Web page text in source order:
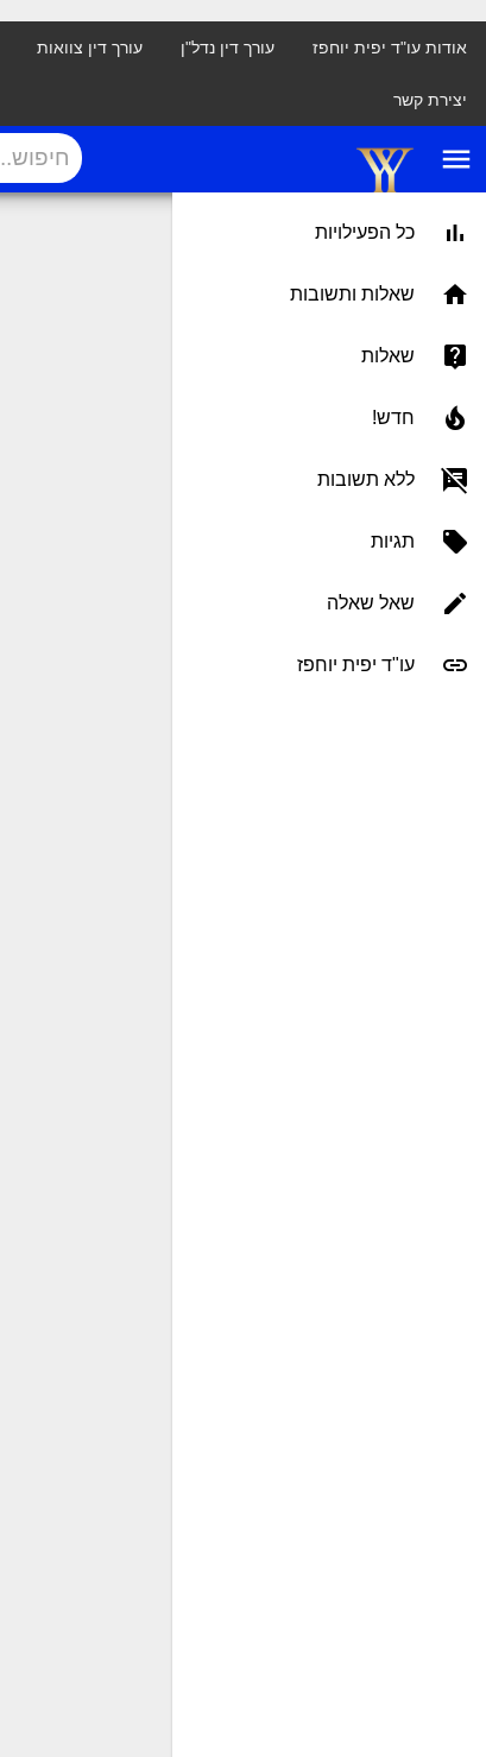
אודות עו"ד יפית יוחפז עורך דין נדל"ן עורך דין צוואות
יצירת קשר
menu
כל הפעילויות
שאלות ותשובות
שאלות
חדש!
ללא תשובות
תגיות
שאל שאלה
עו"ד יפית יוחפז